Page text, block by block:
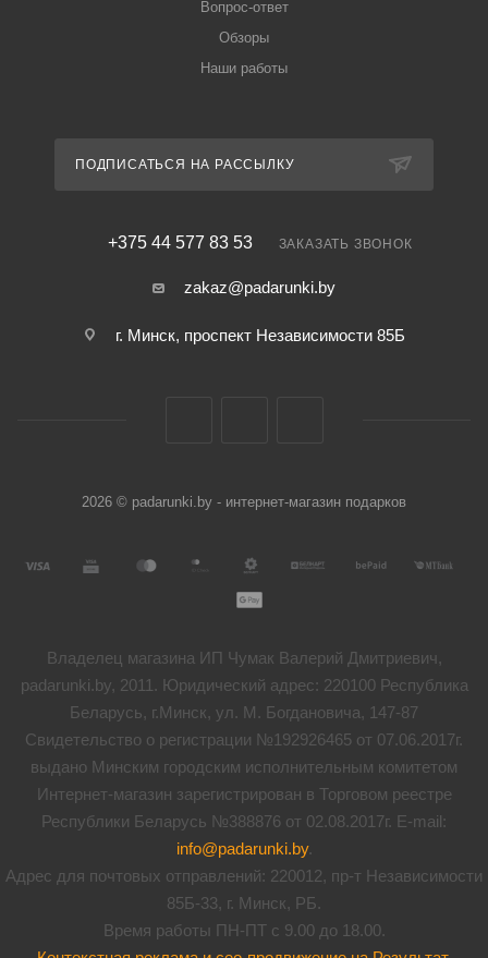
Вопрос-ответ
Обзоры
Наши работы
ПОДПИСАТЬСЯ НА РАССЫЛКУ
+375 44 577 83 53 ЗАКАЗАТЬ ЗВОНОК
zakaz@padarunki.by
г. Минск, проспект Независимости 85Б
2026 © padarunki.by - интернет-магазин подарков
Владелец магазина ИП Чумак Валерий Дмитриевич,
padarunki.by, 2011. Юридический адрес: 220100 Республика
Беларусь, г.Минск, ул. М. Богдановича, 147-87
Свидетельство о регистрации №192926465 от 07.06.2017г.
выдано Минским городским исполнительным комитетом
Интернет-магазин зарегистрирован в Торговом реестре
Республики Беларусь №388876 от 02.08.2017г. E-mail:
info@padarunki.by.
Адрес для почтовых отправлений: 220012, пр-т Независимости
85Б-33, г. Минск, РБ.
Время работы ПН-ПТ с 9.00 до 18.00.